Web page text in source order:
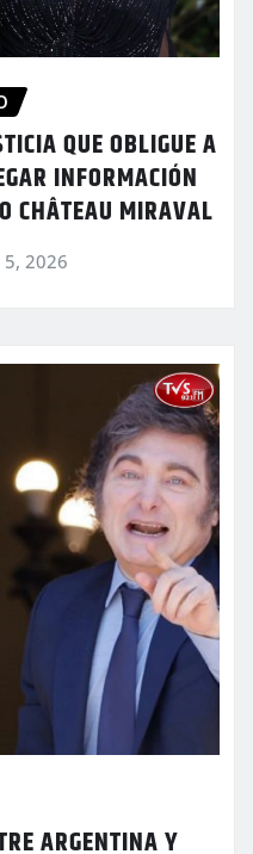
QUE OBLIGUE A
INFORMACIÓN
CHÂTEAU MIRAVAL
5, 2026
ARGENTINA Y